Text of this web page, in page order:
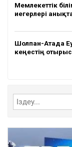
Мемлекеттік
иегерлері
Шолпан-Атада
кеңестің